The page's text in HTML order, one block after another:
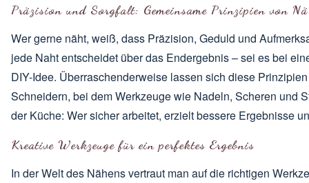
Präzision und Sorgfalt: Gemeinsame Prinzipien von
Wer gerne näht, weiß, dass Präzision, Geduld und
jede Naht entscheidet über das Endergebnis – sei es bei
DIY-Idee. Überraschenderweise lassen sich diese
Schneidern, bei dem Werkzeuge wie Nadeln, Scheren und
der Küche: Wer sicher arbeitet, erzielt bessere Ergebnisse
Kreative Werkzeuge für ein perfektes Ergebnis
In der Welt des Nähens vertraut man auf die richtigen